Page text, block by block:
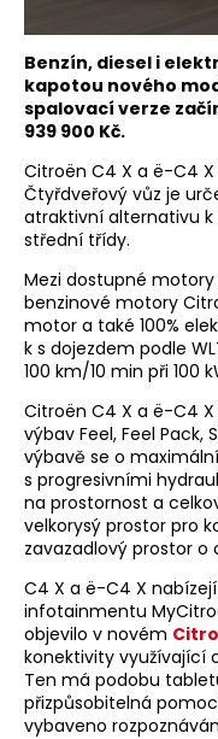
Benzín, diesel i
kapotou nového
spalovací verze
939 900 Kč.
Citroën C4 X a ë-C4
Čtyřdveřový vůz je
atraktivní alternativu k
střední třídy.
Mezi dostupné
benzinové motory
motor a také 100%
k s dojezdem podle
100 km/10 min při 100
Citroën C4 X a ë-C4
výbav Feel, Feel Pack,
výbavě se o
s progresivními
na prostornost a
velkorysý prostor pro
zavazadlový prostor o
C4 X a ë-C4 X
infotainmentu
objevilo v novém
konektivity využívající
Ten má podobu
přizpůsobitelná
vybaveno